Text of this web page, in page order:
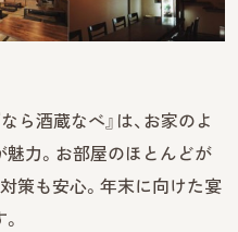
ら酒蔵なべ』は、お家のよ
力。お部屋のほとんどが
策も安心。年末に向けた宴